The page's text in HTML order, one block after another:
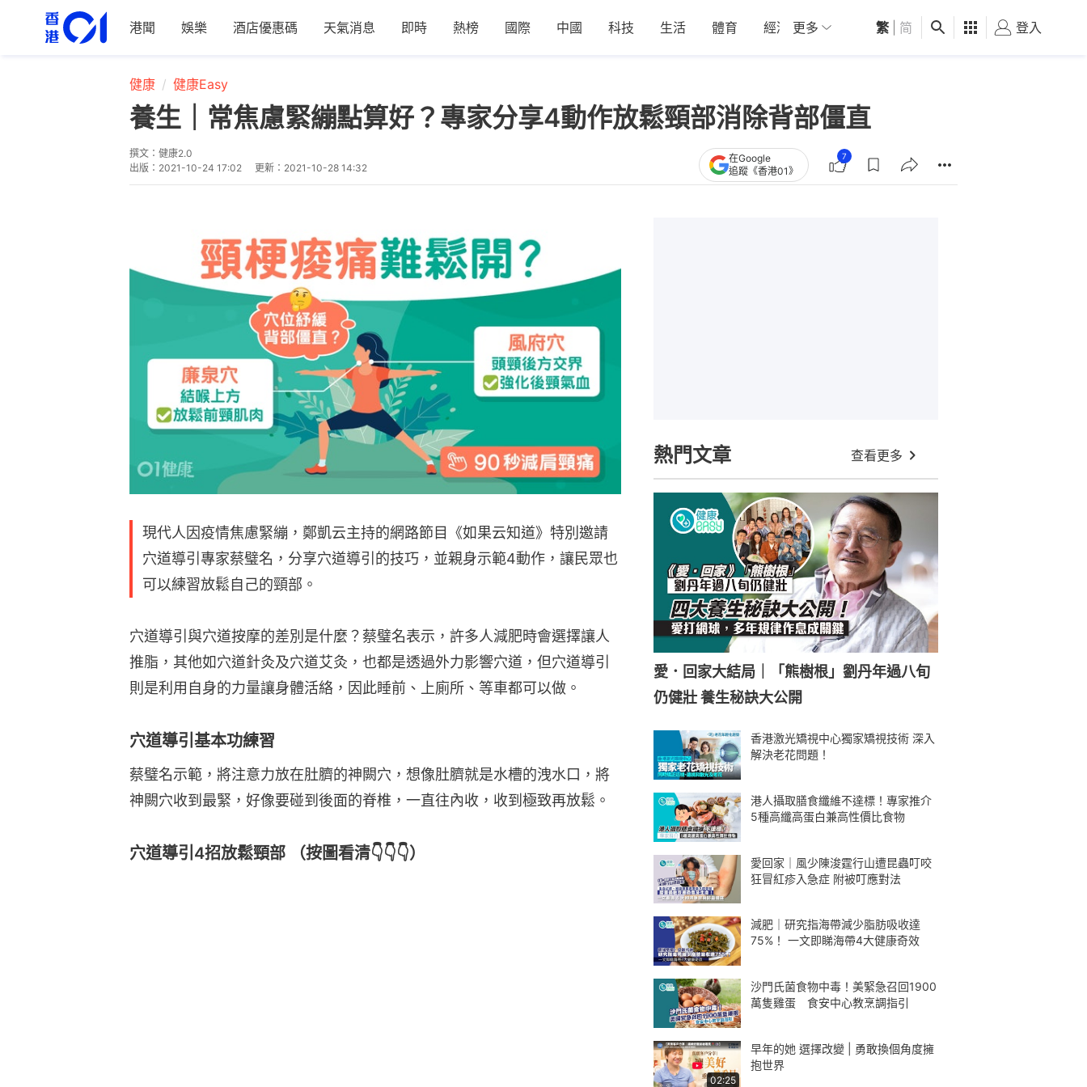
港聞 娛樂 酒店優惠碼 天氣消息 即時 熱榜 國際 中國 科技 生活 體育 經濟 01深圳 觀點 健康 好食玩飛
更多 繁 简 登入
健康 健康Easy
養生｜常焦慮緊繃點算好？專家分享4動作放鬆頸部消除背部僵直
撰文： 健康2.0
出版： 2021-10-24 17:02 更新： 2021-10-28 14:32
在Google
追蹤《香港01》
7
現代人因疫情焦慮緊繃，鄭凱云主持的網路節目《如果云知道》特別邀請
穴道導引專家蔡璧名，分享穴道導引的技巧，並親身示範4動作，讓民眾也
可以練習放鬆自己的頸部。
穴道導引與穴道按摩的差別是什麼？蔡璧名表示，許多人減肥時會選擇讓人
推脂，其他如穴道針灸及穴道艾灸，也都是透過外力影響穴道，但穴道導引
則是利用自身的力量讓身體活絡，因此睡前、上廁所、等車都可以做。
穴道導引基本功練習
蔡璧名示範，將注意力放在肚臍的神闕穴，想像肚臍就是水槽的洩水口，將
神闕穴收到最緊，好像要碰到後面的脊椎，一直往內收，收到極致再放鬆。
穴道導引4招放鬆頸部 （按圖看清👇👇👇）
熱門文章 查看更多
愛．回家大結局｜「熊樹根」劉丹年過八旬
仍健壯 養生秘訣大公開
香港激光矯視中心獨家矯視技術 深入
解決老花問題！
港人攝取膳食纖維不達標！專家推介
5種高纖高蛋白兼高性價比食物
愛回家｜風少陳浚霆行山遭昆蟲叮咬
狂冒紅疹入急症 附被叮應對法
減肥｜研究指海帶減少脂肪吸收達
75%！ 一文即睇海帶4大健康奇效
沙門氏菌食物中毒！美緊急召回1900
萬隻雞蛋 食安中心教烹調指引
02:25
早年的她 選擇改變 | 勇敢換個角度擁
抱世界